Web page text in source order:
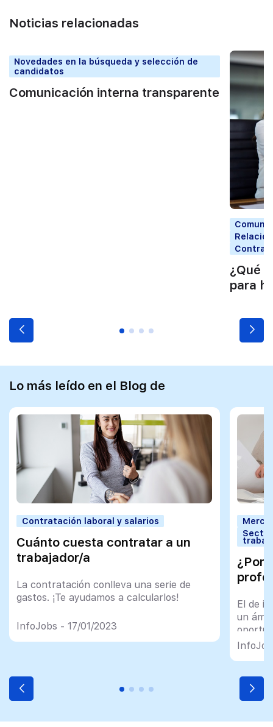
Noticias relacionadas
Novedades en la búsqueda y selección de
candidatos
Comunicación interna transparente
¿Qué
para
Lo más leído en el Blog de
Contratación laboral y salarios
Cuánto cuesta contratar a un
trabajador/a
La contratación conlleva una serie de
gastos. ¡Te ayudamos a calcularlos!
InfoJobs - 17/01/2023
¿Por
El de
un